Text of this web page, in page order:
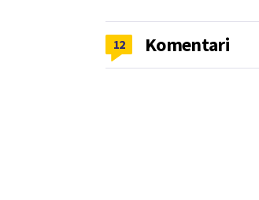
12 Komentari